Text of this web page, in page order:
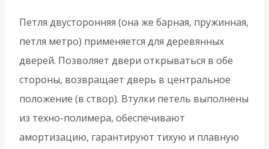
Петля двусторонняя (она же барная, пружинная,
петля метро) применяется для деревянных
дверей. Позволяет двери открываться в обе
стороны, возвращает дверь в центральное
положение (в створ). Втулки петель выполнены
из техно-полимера, обеспечивают
амортизацию, гарантируют тихую и плавную